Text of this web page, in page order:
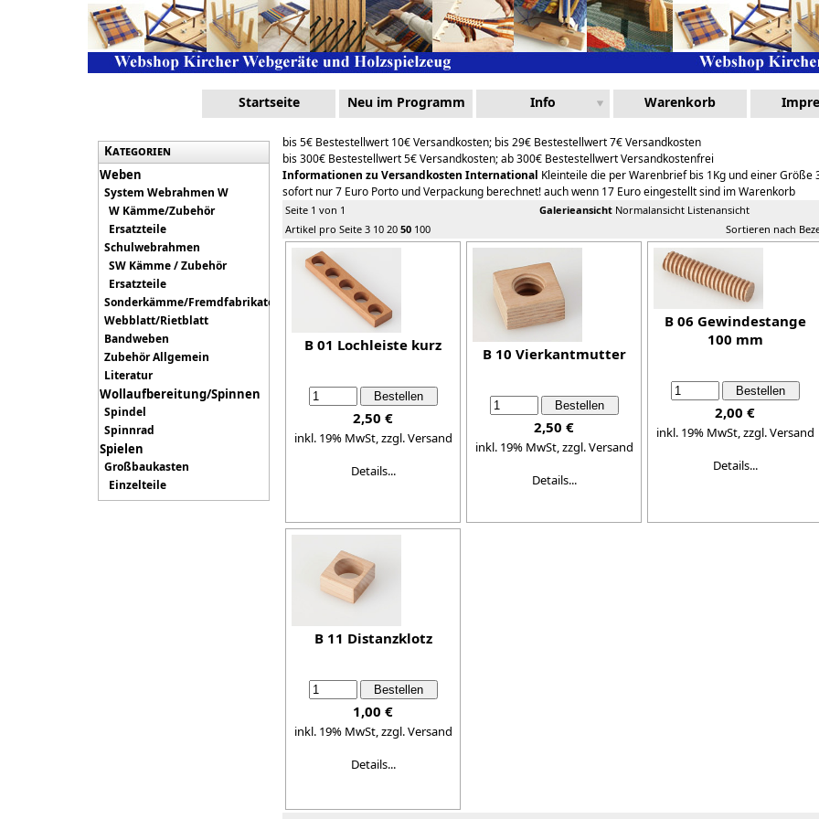
Startseite Neu im Programm Info Warenkorb
Kategorien
Weben
System Webrahmen W
W Kämme/Zubehör
Ersatzteile
Schulwebrahmen
SW Kämme / Zubehör
Ersatzteile
Sonderkämme/Fremdfabrikate
Webblatt/Rietblatt
Bandweben
Zubehör Allgemein
Literatur
Wollaufbereitung/Spinnen
Spindel
Spinnrad
Spielen
Großbaukasten
Einzelteile
bis 5€ Bestestellwert 10€ Versandkosten; bis 29€ Bestestellwert 7€ Versandkosten
bis 300€ Bestestellwert 5€ Versandkosten; ab 300€ Bestestellwert Versandkostenfrei
Informationen zu Versandkosten International Kleinteile die per Warenbrief bis 1Kg und einer Größe
sofort nur 7 Euro Porto und Verpackung berechnet! auch wenn 17 Euro eingestellt sind im Warenkorb
Seite 1 von 1 Galerieansicht Normalansicht Listenansicht
Artikel pro Seite 3 10 20 50 100 Sortieren nach
B 01 Lochleiste kurz
2,50 €
inkl. 19% MwSt,zzgl. Versand
Details...
B 10 Vierkantmutter
2,50 €
inkl. 19% MwSt, zzgl. Versand
Details...
B 06 Gewindestange
100 mm
2,00 €
inkl. 19% MwSt, zzgl. Versand
Details...
B 11 Distanzklotz
1,00 €
inkl. 19% MwSt,zzgl. Versand
Details...